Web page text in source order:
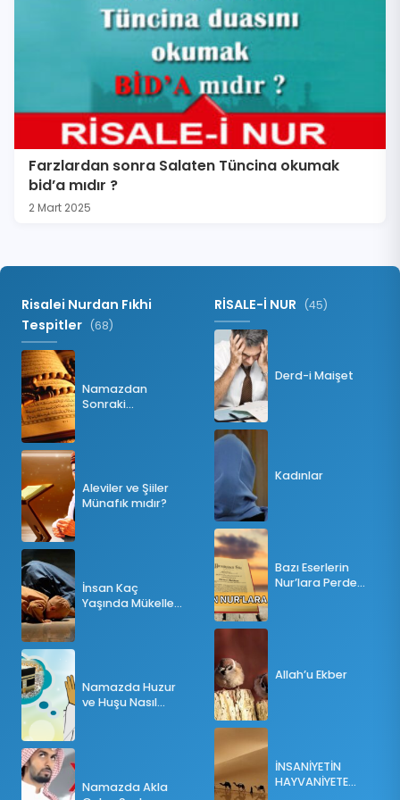
Farzlardan sonra Salaten Tüncina okumak
bid’a mıdır ?
2 Mart 2025
Risalei Nurdan Fıkhi
Tespitler (68)
Namazdan
Sonraki
Aleviler ve Şiiler
Münafık mıdır?
İnsan Kaç
Yaşında Mükellef
Namazda Huzur
ve Huşu Nasıl
Namazda Akla
RİSALE-İ NUR (45)
Derd-i Maişet
Kadınlar
Bazı Eserlerin
Nur’lara Perde
Allah’u Ekber
İNSANİYETİN
HAYVANİYETE